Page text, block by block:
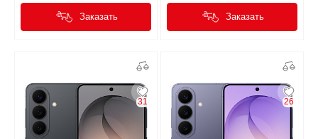
Заказать Заказать
31 26